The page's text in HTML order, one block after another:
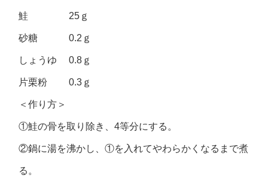
鮭 25ｇ
砂糖 0.2ｇ
しょうゆ 0.8ｇ
片栗粉 0.3ｇ
＜作り方＞
①鮭の骨を取り除き、4等分にする。
②鍋に湯を沸かし、①を入れてやわらかくなるまで煮
る。